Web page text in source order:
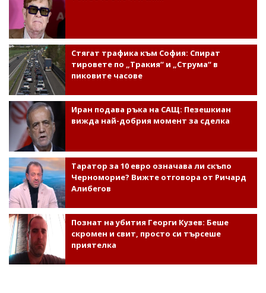
Стягат трафика към София: Спират
тировете по „Тракия“ и „Струма“ в
пиковите часове
Иран подава ръка на САЩ: Пезешкиан
вижда най-добрия момент за сделка
Таратор за 10 евро означава ли скъпо
Черноморие? Вижте отговора от Ричард
Алибегов
Познат на убития Георги Кузев: Беше
скромен и свит, просто си търсеше
приятелка